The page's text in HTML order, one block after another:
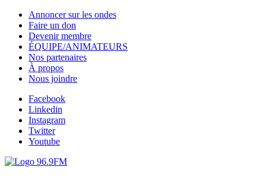
Annoncer sur les ondes
Faire un don
Devenir membre
ÉQUIPE/ANIMATEURS
Nos partenaires
À propos
Nous joindre
Facebook
Linkedin
Instagram
Twitter
Youtube